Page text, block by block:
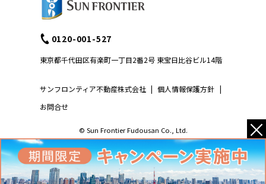
サンフロンティア不動産株式会社 | 個人情報保護方針 |
お問合せ
0120-001-527
東京都千代田区有楽町一丁目2番2号 東宝日比谷ビル14階
© Sun Frontier Fudousan Co., Ltd. ×